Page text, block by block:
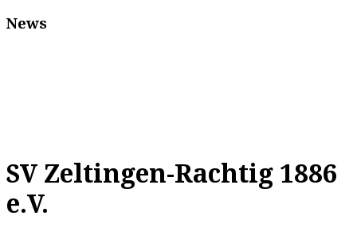
News
SV Zeltingen-Rachtig 1886
e.V.